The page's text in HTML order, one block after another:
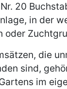
20
in der
oder
die
sind,
im